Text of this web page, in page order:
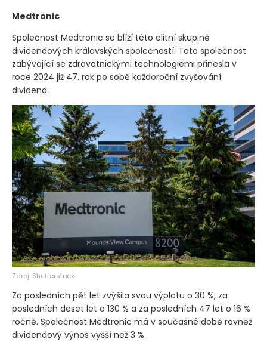
Medtronic
Společnost Medtronic se blíží této elitní skupině
dividendových královských společností. Tato společnost
zabývající se zdravotnickými technologiemi přinesla v
roce 2024 již 47. rok po sobě každoroční zvyšování
dividend.
Zdroj: Shutterstock
Za posledních pět let zvýšila svou výplatu o 30 %, za
posledních deset let o 130 % a za posledních 47 let o 16 %
ročně. Společnost Medtronic má v současné době rovněž
dividendový výnos vyšší než 3 %.